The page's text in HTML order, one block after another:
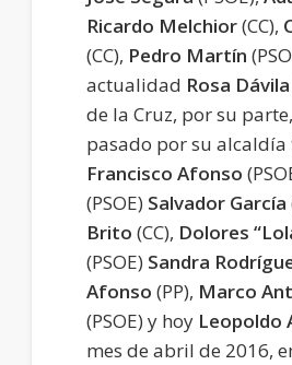
Ricardo Melchior(CC),
(CC), Pedro Martín
actualidad Rosa Dávila
de la Cruz, por su
pasado por su alcaldía
Francisco Afonso
(PSOE) Salvador García
Brito (CC), Dolores
(PSOE) Sandra
Afonso (PP), Marco
(PSOE) y hoy Leopoldo
mes de abril de 2016,